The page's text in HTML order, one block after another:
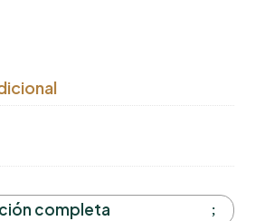
completa